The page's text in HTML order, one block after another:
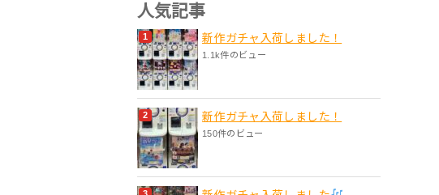
人気記事
新作ガチャ入荷しました！
1.1k件のビュー
新作ガチャ入荷しました！
150件のビュー